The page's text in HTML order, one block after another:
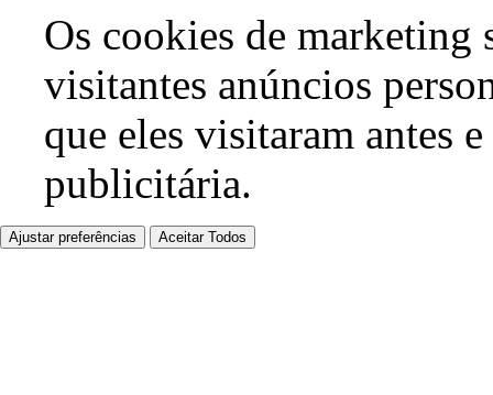
Os cookies de marketing
visitantes anúncios
que eles visitaram antes
publicitária.
Ajustar preferências Aceitar Todos